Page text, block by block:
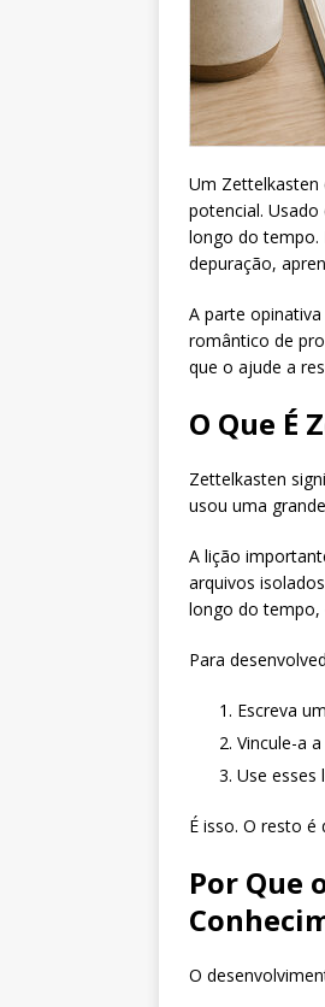
Um
potencial.
longo do tempo.
depuração,
A parte
romântico de
que o ajude a
O Que É
Zettelkasten
usou uma
A lição
arquivos
longo do tempo,
Para
Escreva
Vincule-a
Use esses
É isso. O resto
Por Que
O